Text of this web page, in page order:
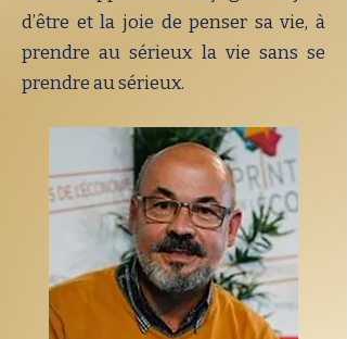
d’être et la joie de penser sa vie, à
prendre au sérieux la vie sans se
prendre au sérieux.